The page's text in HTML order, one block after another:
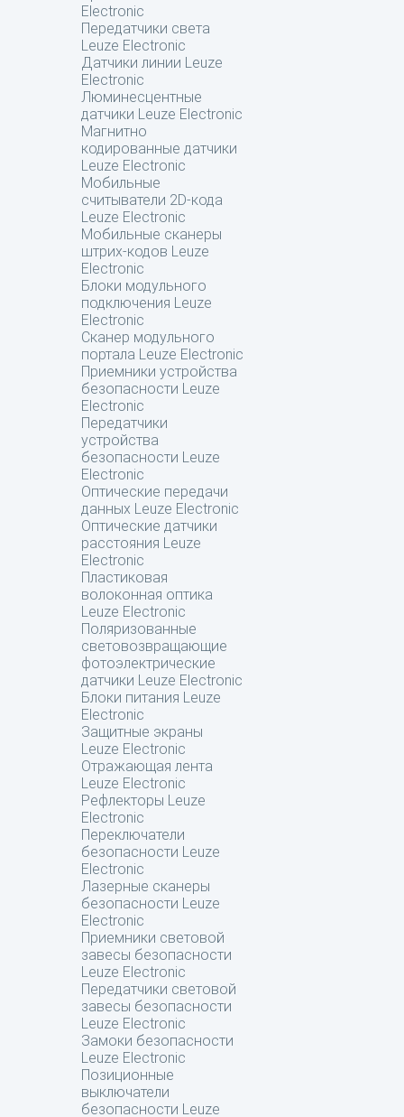
Electronic
Передатчики света
Leuze Electronic
Датчики линии Leuze
Electronic
Люминесцентные
датчики Leuze Electronic
Магнитно
кодированные датчики
Leuze Electronic
Мобильные
считыватели 2D-кода
Leuze Electronic
Мобильные сканеры
штрих-кодов Leuze
Electronic
Блоки модульного
подключения Leuze
Electronic
Сканер модульного
портала Leuze Electronic
Приемники устройства
безопасности Leuze
Electronic
Передатчики
устройства
безопасности Leuze
Electronic
Оптические передачи
данных Leuze Electronic
Оптические датчики
расстояния Leuze
Electronic
Пластиковая
волоконная оптика
Leuze Electronic
Поляризованные
световозвращающие
фотоэлектрические
датчики Leuze Electronic
Блоки питания Leuze
Electronic
Защитные экраны
Leuze Electronic
Отражающая лента
Leuze Electronic
Рефлекторы Leuze
Electronic
Переключатели
безопасности Leuze
Electronic
Лазерные сканеры
безопасности Leuze
Electronic
Приемники световой
завесы безопасности
Leuze Electronic
Передатчики световой
завесы безопасности
Leuze Electronic
Замоки безопасности
Leuze Electronic
Позиционные
выключатели
безопасности Leuze